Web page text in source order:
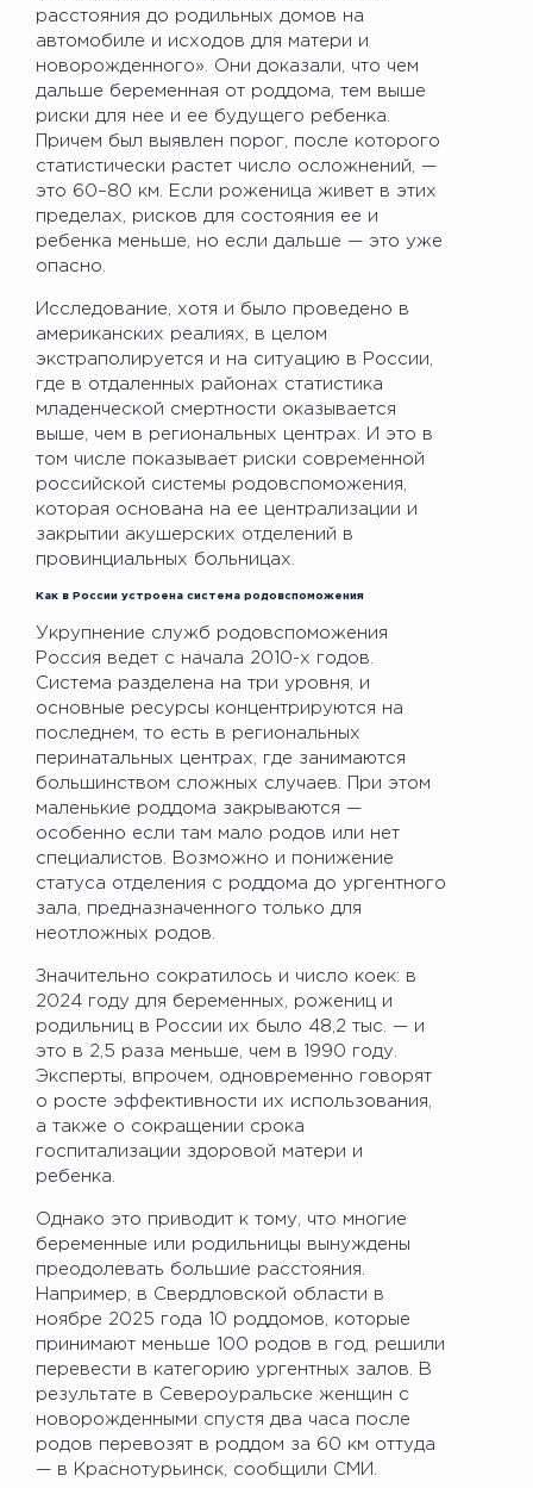
расстояния до родильных домов на
автомобиле и исходов для матери и
новорожденного». Они доказали, что чем
дальше беременная от роддома, тем выше
риски для нее и ее будущего ребенка.
Причем был выявлен порог, после которого
статистически растет число осложнений, —
это 60–80 км. Если роженица живет в этих
пределах, рисков для состояния ее и
ребенка меньше, но если дальше — это уже
опасно.
Исследование, хотя и было проведено в
американских реалиях, в целом
экстраполируется и на ситуацию в России,
где в отдаленных районах статистика
младенческой смертности оказывается
выше, чем в региональных центрах. И это в
том числе показывает риски современной
российской системы родовспоможения,
которая основана на ее централизации и
закрытии акушерских отделений в
провинциальных больницах.
Как в России устроена система родовспоможения
Укрупнение служб родовспоможения
Россия ведет с начала 2010-х годов.
Система разделена на три уровня, и
основные ресурсы концентрируются на
последнем, то есть в региональных
перинатальных центрах, где занимаются
большинством сложных случаев. При этом
маленькие роддома закрываются —
особенно если там мало родов или нет
специалистов. Возможно и понижение
статуса отделения с роддома до ургентного
зала, предназначенного только для
неотложных родов.
Значительно сократилось и число коек: в
2024 году для беременных, рожениц и
родильниц в России их было 48,2 тыс. — и
это в 2,5 раза меньше, чем в 1990 году.
Эксперты, впрочем, одновременно говорят
о росте эффективности их использования,
а также о сокращении срока
госпитализации здоровой матери и
ребенка.
Однако это приводит к тому, что многие
беременные или родильницы вынуждены
преодолевать большие расстояния.
Например, в Свердловской области в
ноябре 2025 года 10 роддомов, которые
принимают меньше 100 родов в год, решили
перевести в категорию ургентных залов. В
результате в Североуральске женщин с
новорожденными спустя два часа после
родов перевозят в роддом за 60 км оттуда
— в Краснотурьинск, сообщили СМИ.